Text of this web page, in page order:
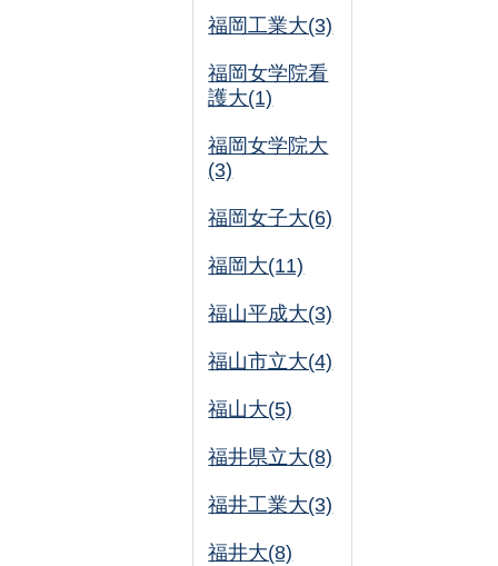
福岡工業大(3)
福岡女学院看
護大(1)
福岡女学院大
(3)
福岡女子大(6)
福岡大(11)
福山平成大(3)
福山市立大(4)
福山大(5)
福井県立大(8)
福井工業大(3)
福井大(8)